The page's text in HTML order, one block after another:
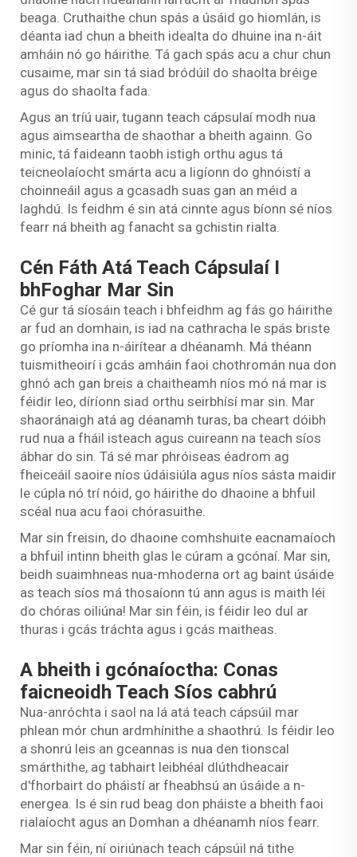
beaga. Cruthaithe chun spás a úsáid go hiomlán, is
déanta iad chun a bheith idealta do dhuine ina n-áit
amháin nó go háirithe. Tá gach spás acu a chur chun
cusaime, mar sin tá siad bródúil do shaolta bréige
agus do shaolta fada.
Agus an tríú uair, tugann teach cápsulaí modh nua
agus aimseartha de shaothar a bheith againn. Go
minic, tá faideann taobh istigh orthu agus tá
teicneolaíocht smárta acu a ligíonn do ghnóistí a
choinneáil agus a gcasadh suas gan an méid a
laghdú. Is feidhm é sin atá cinnte agus bíonn sé níos
fearr ná bheith ag fanacht sa gchistin rialta.
Cén Fáth Atá Teach Cápsulaí I
bhFoghar Mar Sin
Cé gur tá síosáin teach i bhfeidhm ag fás go háirithe
ar fud an domhain, is iad na cathracha le spás briste
go príomha ina n-áirítear a dhéanamh. Má théann
tuismitheoirí i gcás amháin faoi chothromán nua don
ghnó ach gan breis a chaitheamh níos mó ná mar is
féidir leo, díríonn siad orthu seirbhísí mar sin. Mar
shaoránaigh atá ag déanamh turas, ba cheart dóibh
rud nua a fháil isteach agus cuireann na teach síos
ábhar do sin. Tá sé mar phróiseas éadrom ag
fheiceáil saoire níos údáisiúla agus níos sásta maidir
le cúpla nó trí nóid, go háirithe do dhaoine a bhfuil
scéal nua acu faoi chórasuithe.
Mar sin freisin, do dhaoine comhshuite eacnamaíoch
a bhfuil intinn bheith glas le cúram a gcónaí. Mar sin,
beidh suaimhneas nua-mhoderna ort ag baint úsáide
as teach síos má thosaíonn tú ann agus is maith léi
do chóras oiliúna! Mar sin féin, is féidir leo dul ar
thuras i gcás tráchta agus i gcás maitheas.
A bheith i gcónaíoctha: Conas
faicneoidh Teach Síos cabhrú
Nua-anróchta i saol na lá atá teach cápsúil mar
phlean mór chun ardmhínithe a shaothrú. Is féidir leo
a shonrú leis an gceannas is nua den tionscal
smárthithe, ag tabhairt leibhéal dlúthdheacair
d'fhorbairt do pháistí ar fheabhsú an úsáide a n-
energea. Is é sin rud beag don pháiste a bheith faoi
rialaíocht agus an Domhan a dhéanamh níos fearr.
Mar sin féin, ní oiriúnach teach cápsúil ná tithe